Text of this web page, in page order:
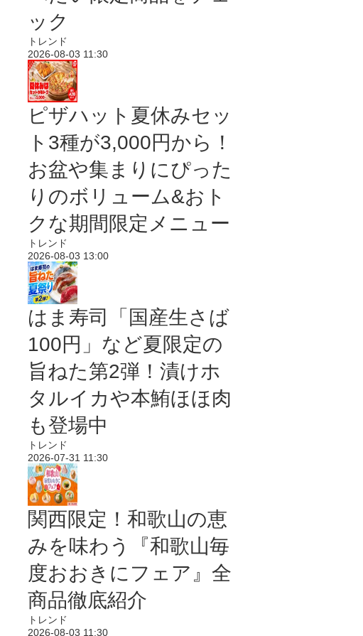
ック
トレンド
2026-08-03 11:30
ピザハット夏休みセッ
ト3種が3,000円から！
お盆や集まりにぴった
りのボリューム&おト
クな期間限定メニュー
トレンド
2026-08-03 13:00
はま寿司「国産生さば
100円」など夏限定の
旨ねた第2弾！漬けホ
タルイカや本鮪ほほ肉
も登場中
トレンド
2026-07-31 11:30
関西限定！和歌山の恵
みを味わう『和歌山毎
度おおきにフェア』全
商品徹底紹介
トレンド
2026-08-03 11:30